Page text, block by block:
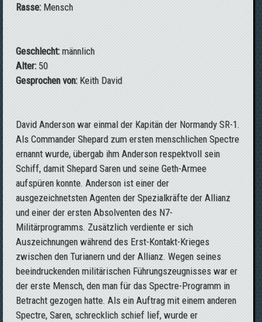
Rasse:Mensch
Geschlecht:männlich
Alter:50
Gesprochen von:Keith David
David Anderson war einmal der Kapitän der Normandy SR-1.
Als Commander Shepard zum ersten menschlichen Spectre
ernannt wurde, übergab ihm Anderson respektvoll sein
Schiff, damit Shepard Saren und seine Geth-Armee
aufspüren konnte. Anderson ist einer der
ausgezeichnetsten Agenten der Spezialkräfte der Allianz
und einer der ersten Absolventen des N7-
Militärprogramms. Zusätzlich verdiente er sich
Auszeichnungen während des Erst-Kontakt-Krieges
zwischen den Turianern und der Allianz. Wegen seines
beeindruckenden militärischen Führungszeugnisses war er
der erste Mensch, den man für das Spectre-Programm in
Betracht gezogen hatte. Als ein Auftrag mit einem anderen
Spectre, Saren, schrecklich schief lief, wurde er